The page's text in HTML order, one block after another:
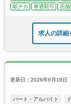
駅チカ
車通勤可 店
求人の詳細
更新日：2026年6月18日
パート・アルバイト